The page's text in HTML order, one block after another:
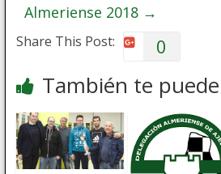
Almeriense 2018 →
Share This Post: 0
También te